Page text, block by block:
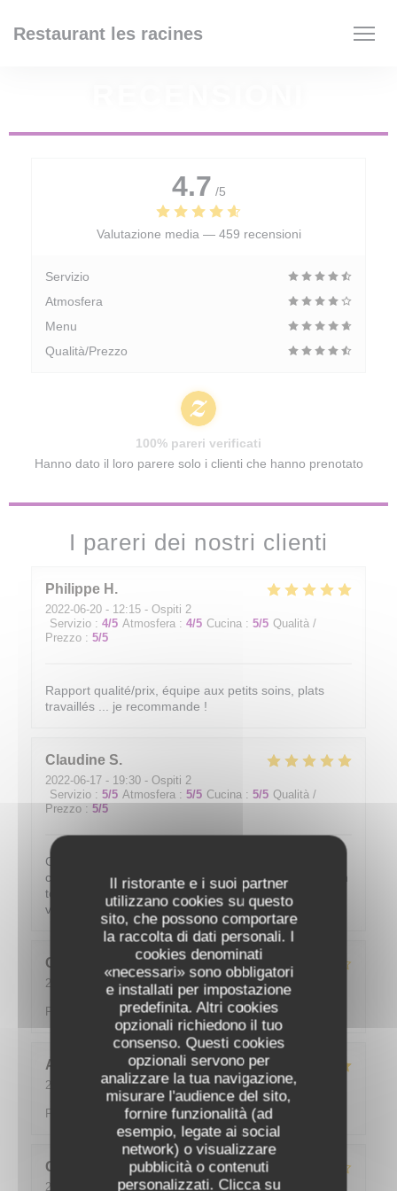
Il ristorante e i suoi partner
utilizzano cookies su questo
sito, che possono comportare
la raccolta di dati personali. I
cookies denominati
«necessari» sono obbligatori
e installati per impostazione
predefinita. Altri cookies
opzionali richiedono il tuo
consenso. Questi cookies
opzionali servono per
analizzare la tua navigazione,
misurare l'audience del sito,
fornire funzionalità (ad
esempio, legate ai social
network) o visualizzare
pubblicità o contenuti
personalizzati. Clicca su
Restaurant les racines
I pareri dei nostri clienti
Philippe H
2022-06-20 - 12:15 - Ospiti 2
Servizio : 4/5 Atmosfera : 4/5 Cucina : 5/5 Qualità /
Prezzo : 5/5
Rapport qualité/prix, équipe aux petits soins, plats
travaillés ... je recommande !
Claudine S
2022-06-17 - 19:30 - Ospiti 2
Servizio : 5/5 Atmosfera : 5/5 Cucina : 5/5 Qualità /
Prezzo : 5/5
C'est toujours un grand plaisir de venir manger dans
ce restaurant. Le rapport qualité prix est top, le patron
toujours aussi pro. Très bon conseils pour accorder le
vin au repas choisi. Je recommande !
Claude
2022-06-16
- 19:30 - Ospiti 6
4/5 Atmosfera : 4/5 Cucina: 4/5 Qualità /
Prezzo
Alix
2022-06-16- 12:15 - Ospiti 2
5/5 Atmosfera : 5/5 Cucina: 5 /5 Qualità /
Prezzo
GILLES
2022-06-11
- 19:15 - Ospiti 2
4.7 /5
Valutazione media — 459 recensioni
Servizio
Atmosfera
Menu
Qualità/Prezzo
100% pareri verificati
Hanno dato il loro parere solo i clienti che hanno prenotato
Restaurant les racines